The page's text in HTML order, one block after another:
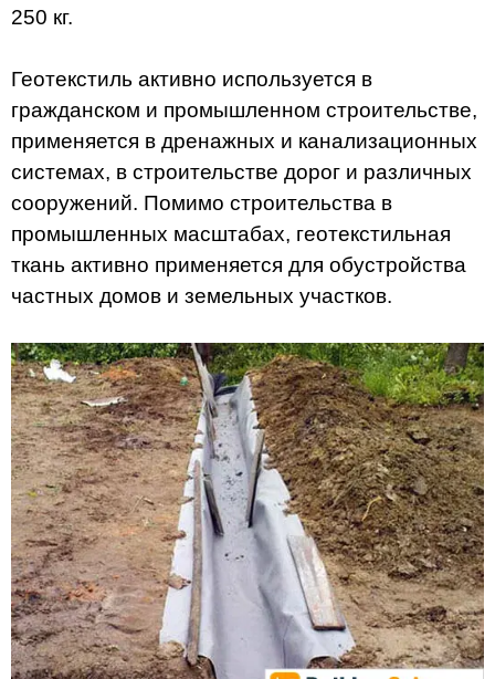
250 кг.
Геотекстиль активно используется в
гражданском и промышленном строительстве,
применяется в дренажных и канализационных
системах, в строительстве дорог и различных
сооружений. Помимо строительства в
промышленных масштабах, геотекстильная
ткань активно применяется для обустройства
частных домов и земельных участков.